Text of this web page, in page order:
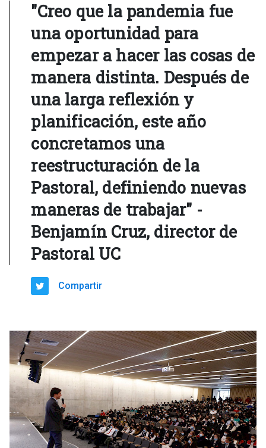
"Creo que la pandemia fue
una oportunidad para
empezar a hacer las cosas de
manera distinta. Después de
una larga reflexión y
planificación, este año
concretamos una
reestructuración de la
Pastoral, definiendo nuevas
maneras de trabajar" -
Benjamín Cruz, director de
Pastoral UC
Compartir